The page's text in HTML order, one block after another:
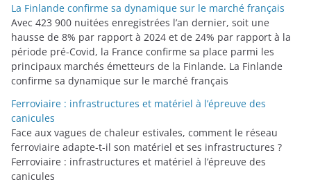
La Finlande confirme sa dynamique sur le marché français
Avec 423 900 nuitées enregistrées l’an dernier, soit une
hausse de 8% par rapport à 2024 et de 24% par rapport à la
période pré-Covid, la France confirme sa place parmi les
principaux marchés émetteurs de la Finlande. La Finlande
confirme sa dynamique sur le marché français
Ferroviaire : infrastructures et matériel à l’épreuve des
canicules
Face aux vagues de chaleur estivales, comment le réseau
ferroviaire adapte-t-il son matériel et ses infrastructures ?
Ferroviaire : infrastructures et matériel à l’épreuve des
canicules